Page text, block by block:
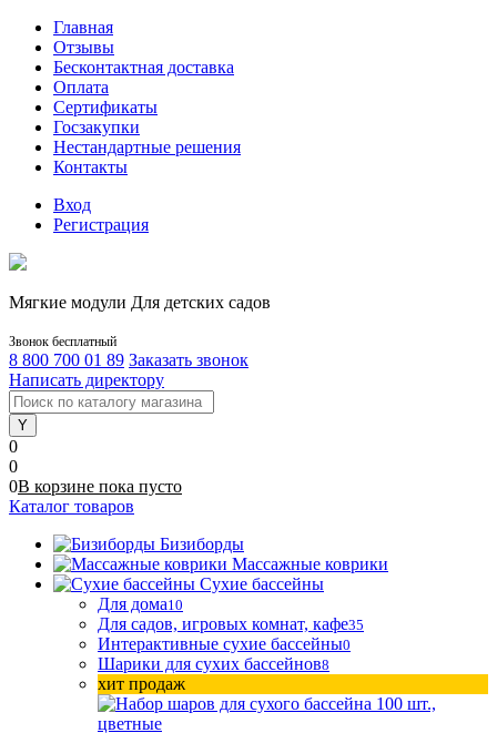
Главная
Отзывы
Бесконтактная доставка
Оплата
Сертификаты
Госзакупки
Нестандартные решения
Контакты
Вход
Регистрация
Мягкие модули Для детских садов
Звонок бесплатный
8 800 700 01 89 Заказать звонок
Написать директору
0
0
0В корзине пока пусто
Каталог товаров
Бизиборды
Массажные коврики
Сухие бассейны
Для дома10
Для садов, игровых комнат, кафе35
Интерактивные сухие бассейны0
Шарики для сухих бассейнов8
хит продаж